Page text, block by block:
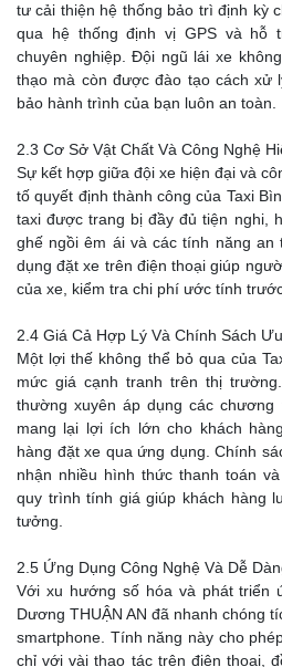
tư cải thiện hệ thống bảo trì định kỳ
qua hệ thống định vị GPS và hỗ
chuyên nghiệp. Đội ngũ lái xe
thạo mà còn được đào tạo cách xử
bảo hành trình của bạn luôn an toàn.
2.3 Cơ Sở Vật Chất Và Công Nghệ
Sự kết hợp giữa đội xe hiện đại và
tố quyết định thành công của Taxi
taxi được trang bị đầy đủ tiện nghi,
ghế ngồi êm ái và các tính năng
dụng đặt xe trên điện thoại giúp
của xe, kiểm tra chi phí ước tính
2.4 Giá Cả Hợp Lý Và Chính Sách
Một lợi thế không thể bỏ qua của
mức giá cạnh tranh trên thị
thường xuyên áp dụng các
mang lại lợi ích lớn cho khách
hàng đặt xe qua ứng dụng. Chính
nhận nhiều hình thức thanh toán
quy trình tính giá giúp khách hàng
tưởng.
2.5 Ứng Dụng Công Nghệ Và Dễ
Với xu hướng số hóa và phát triển
Dương THUẬN AN đã nhanh chóng
smartphone. Tính năng này cho
chỉ với vài thao tác trên điện thoại,